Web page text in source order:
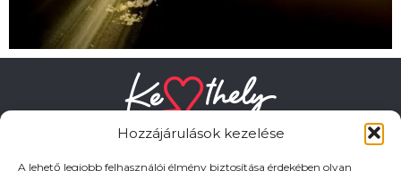
Hozzájárulások kezelése
A lehető legjobb felhasználói élmény biztosítása érdekében olyan